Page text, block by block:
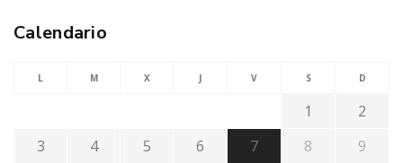
Calendario
L M X J V S D
1
2
3
4 5 6 7 8 9